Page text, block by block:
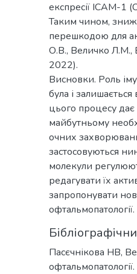
експресії ICAM-1
Таким чином,
перешкодою для
О.В., Величко Л.М.,
2022).
Висновки. Роль
була і
цього процесу дає
майбутньому
очних
застосовуються
молекули
редагувати їх
запропонувати
офтальмопатології.
Пасєчнікова НВ,